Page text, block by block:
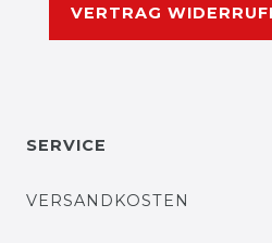
VERTRAG
SERVICE
VERSANDKOSTEN